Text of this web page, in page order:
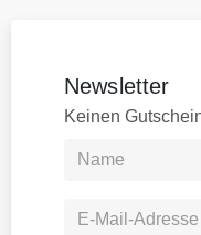
Newsletter
Keinen